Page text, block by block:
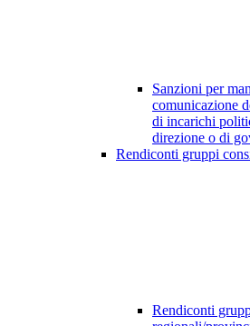
Sanzioni per
comunicazione
di incarichi
direzione o di
Rendiconti gruppi
Rendiconti